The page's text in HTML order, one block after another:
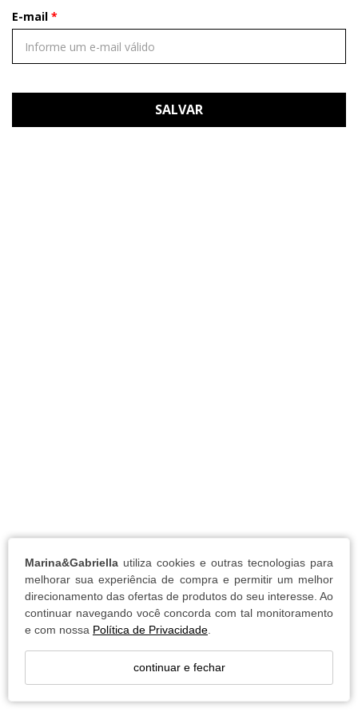
Marina&Gabriella utiliza cookies e outras tecnologias para
melhorar sua experiência de compra e permitir um melhor
direcionamento das ofertas de produtos do seu interesse. Ao
continuar navegando você concorda com tal monitoramento
e com nossa Política de Privacidade
continuar e fechar
E-mail
SALVAR